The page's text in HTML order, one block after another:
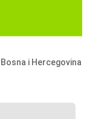
Bosna i Hercegovina